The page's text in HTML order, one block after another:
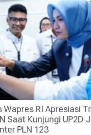
Wapres RI Apresiasi
Saat Kunjungi UP2D
PLN 123